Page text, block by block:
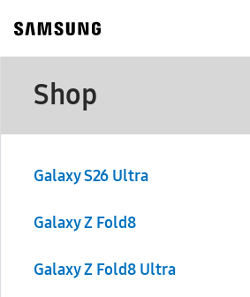
content
Shop
Galaxy S26 Ultra
Galaxy Z Fold8
Galaxy Z Fold8 Ultra